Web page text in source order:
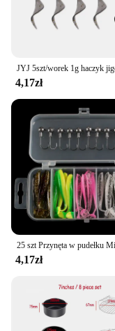
4,17zł
4,17zł